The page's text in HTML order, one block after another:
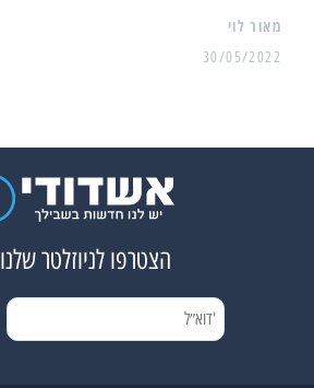
מאור לוי
30/05/2022
הצטרפו לניוזלטר שלנו